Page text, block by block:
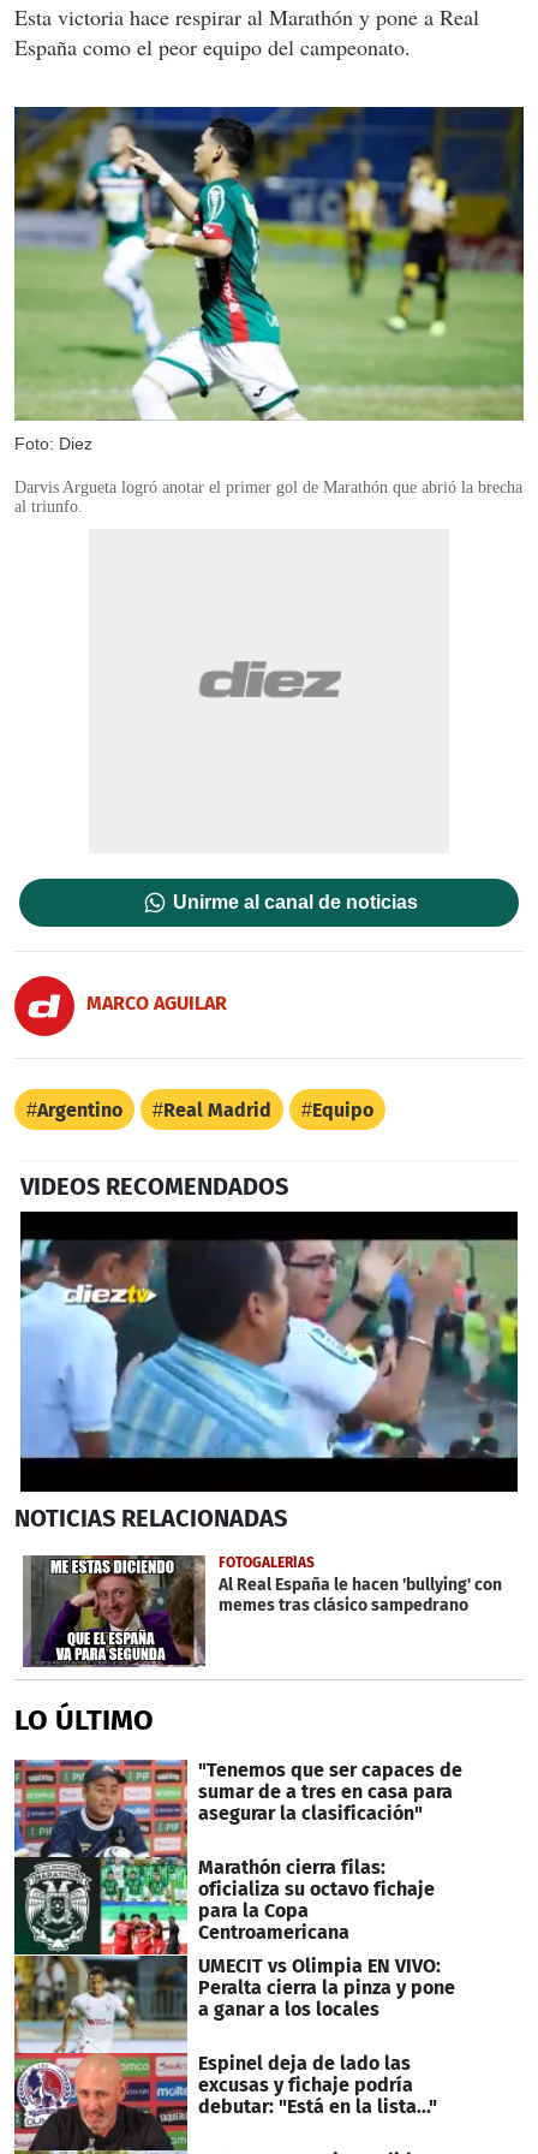
Esta victoria hace respirar al Marathón y pone a Real
España como el peor equipo del campeonato.
Foto: Diez
Darvis Argueta logró anotar el primer gol de Marathón que abrió la brecha
al triunfo.
Unirme al canal de noticias
MARCO AGUILAR
Argentino Real Madrid Equipo
VIDEOS RECOMENDADOS
seconds
25
seconds
NOTICIAS RELACIONADAS
FOTOGALERÍAS
Al Real España le hacen 'bullying' con
memes tras clásico sampedrano
LO ÚLTIMO
"Tenemos que ser capaces de
sumar de a tres en casa para
asegurar la clasificación"
Marathón cierra filas:
oficializa su octavo fichaje
para la Copa
Centroamericana
UMECIT vs Olimpia EN VIVO:
Peralta cierra la pinza y pone
a ganar a los locales
Espinel deja de lado las
excusas y fichaje podría
debutar: "Está en la lista..."